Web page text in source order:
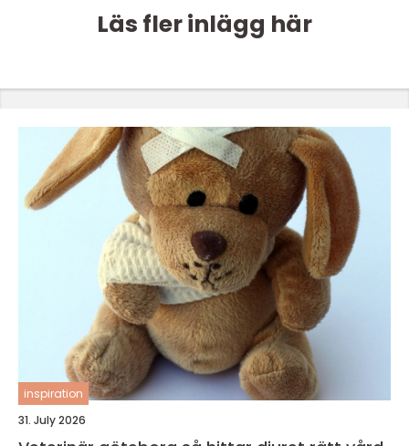
Läs fler inlägg här
inspiration
31. July 2026